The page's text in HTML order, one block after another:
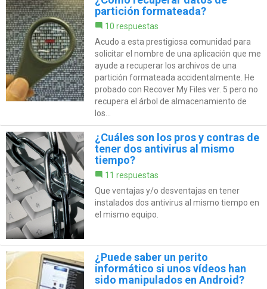
partición formateada?
10 respuestas
Acudo a esta prestigiosa comunidad para
solicitar el nombre de una aplicación que me
ayude a recuperar los archivos de una
partición formateada accidentalmente. He
probado con Recover My Files ver. 5 pero no
recupera el árbol de almacenamiento de
los...
¿Cuáles son los pros y contras de
tener dos antivirus al mismo
tiempo?
11 respuestas
Que ventajas y/o desventajas en tener
instalados dos antivirus al mismo tiempo en
el mismo equipo.
¿Puede saber un perito
informático si unos vídeos han
sido manipulados en Android?